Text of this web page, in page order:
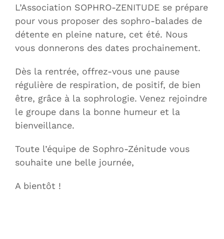
L’Association SOPHRO-ZENITUDE se prépare
pour vous proposer des sophro-balades de
détente en pleine nature, cet été. Nous
vous donnerons des dates prochainement.
Dès la rentrée, offrez-vous une pause
régulière de respiration, de positif, de bien
être, grâce à la sophrologie. Venez rejoindre
le groupe dans la bonne humeur et la
bienveillance.
Toute l’équipe de Sophro-Zénitude vous
souhaite une belle journée,
A bientôt !